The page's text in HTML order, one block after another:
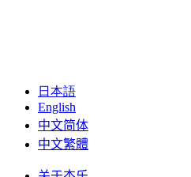
日本語
English
中文简体
中文繁體